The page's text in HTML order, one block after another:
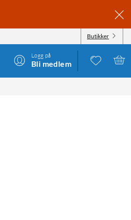
Butikker
Logg på
Bli medlem